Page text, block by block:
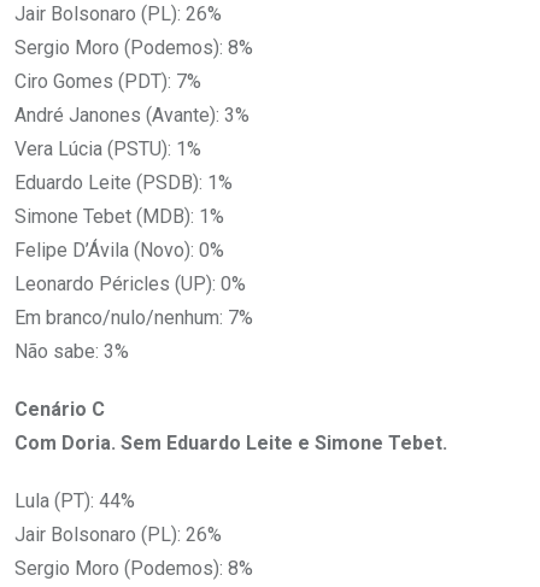
Jair Bolsonaro (PL): 26%
Sergio Moro (Podemos): 8%
Ciro Gomes (PDT): 7%
André Janones (Avante): 3%
Vera Lúcia (PSTU): 1%
Eduardo Leite (PSDB): 1%
Simone Tebet (MDB): 1%
Felipe D’Ávila (Novo): 0%
Leonardo Péricles (UP): 0%
Em branco/nulo/nenhum: 7%
Não sabe: 3%
Cenário C
Com Doria. Sem Eduardo Leite e Simone Tebet.
Lula (PT): 44%
Jair Bolsonaro (PL): 26%
Sergio Moro (Podemos): 8%